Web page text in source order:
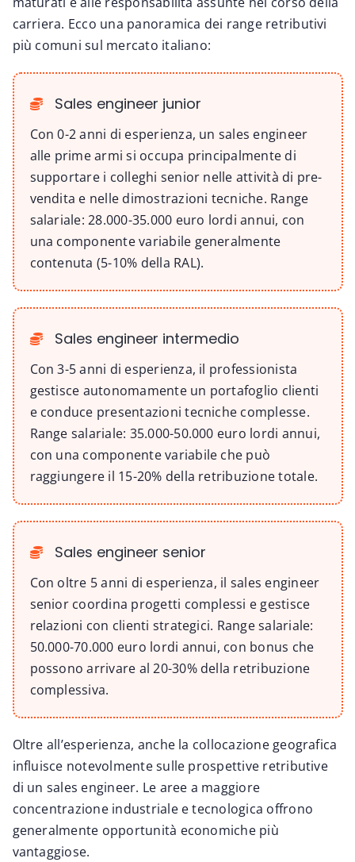
carriera. Ecco una panoramica dei range retributivi
più comuni sul mercato italiano:
Sales engineer junior
Con 0-2 anni di esperienza, un sales engineer
alle prime armi si occupa principalmente di
supportare i colleghi senior nelle attività di pre-
vendita e nelle dimostrazioni tecniche. Range
salariale: 28.000-35.000 euro lordi annui, con
una componente variabile generalmente
contenuta (5-10% della RAL).
Sales engineer intermedio
Con 3-5 anni di esperienza, il professionista
gestisce autonomamente un portafoglio clienti
e conduce presentazioni tecniche complesse.
Range salariale: 35.000-50.000 euro lordi annui,
con una componente variabile che può
raggiungere il 15-20% della retribuzione totale.
Sales engineer senior
Con oltre 5 anni di esperienza, il sales engineer
senior coordina progetti complessi e gestisce
relazioni con clienti strategici. Range salariale:
50.000-70.000 euro lordi annui, con bonus che
possono arrivare al 20-30% della retribuzione
complessiva.
Oltre all’esperienza, anche la collocazione geografica
influisce notevolmente sulle prospettive retributive
di un sales engineer. Le aree a maggiore
concentrazione industriale e tecnologica offrono
generalmente opportunità economiche più
vantaggiose.